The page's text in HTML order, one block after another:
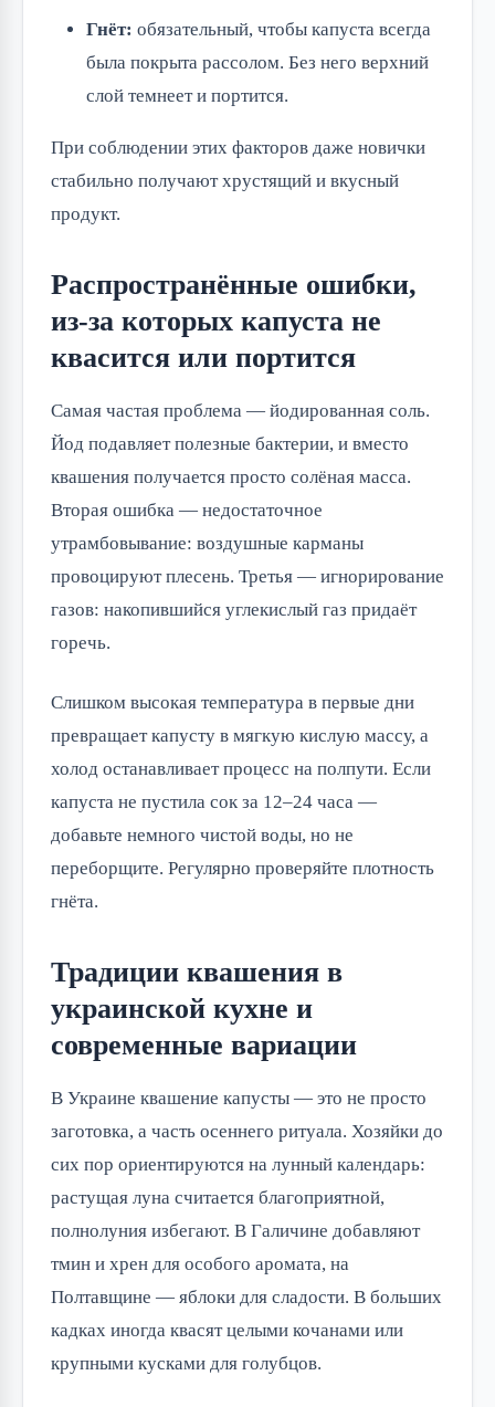
Гнёт: обязательный, чтобы капуста всегда
была покрыта рассолом. Без него верхний
слой темнеет и портится.
При соблюдении этих факторов даже новички
стабильно получают хрустящий и вкусный
продукт.
Распространённые ошибки,
из-за которых капуста не
квасится или портится
Самая частая проблема — йодированная соль.
Йод подавляет полезные бактерии, и вместо
квашения получается просто солёная масса.
Вторая ошибка — недостаточное
утрамбовывание: воздушные карманы
провоцируют плесень. Третья — игнорирование
газов: накопившийся углекислый газ придаёт
горечь.
Слишком высокая температура в первые дни
превращает капусту в мягкую кислую массу, а
холод останавливает процесс на полпути. Если
капуста не пустила сок за 12–24 часа —
добавьте немного чистой воды, но не
переборщите. Регулярно проверяйте плотность
гнёта.
Традиции квашения в
украинской кухне и
современные вариации
В Украине квашение капусты — это не просто
заготовка, а часть осеннего ритуала. Хозяйки до
сих пор ориентируются на лунный календарь:
растущая луна считается благоприятной,
полнолуния избегают. В Галичине добавляют
тмин и хрен для особого аромата, на
Полтавщине — яблоки для сладости. В больших
кадках иногда квасят целыми кочанами или
крупными кусками для голубцов.